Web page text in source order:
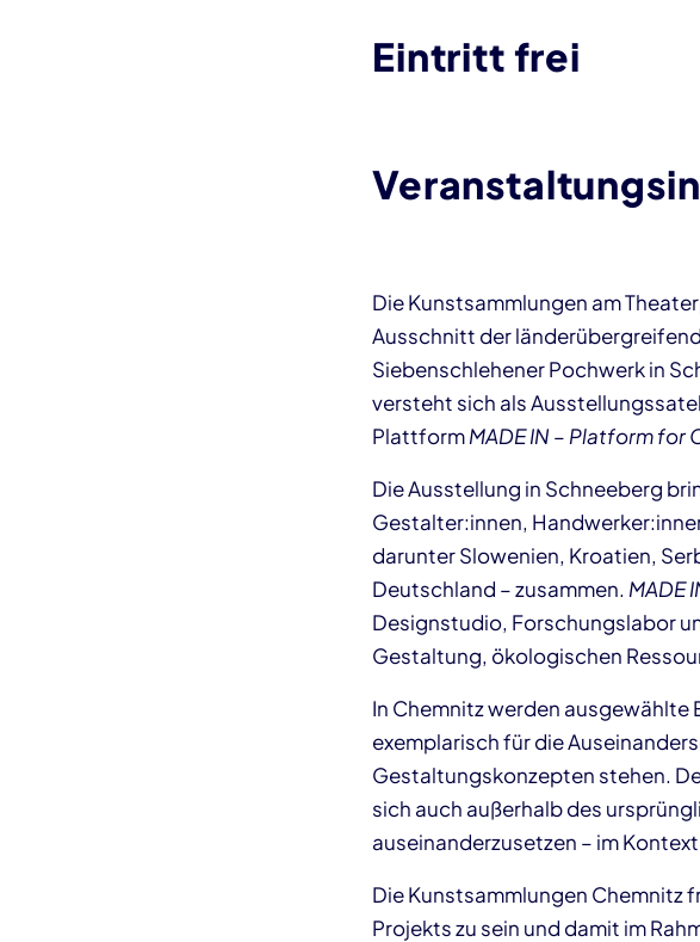
Eintritt frei
Die Kunstsammlungen am
Ausschnitt der
Siebenschlehener Pochwerk in
versteht sich als
PlattformMADE IN – Platform
Die Ausstellung in Schneeberg
Gestalter:innen,
darunter Slowenien, Kroatien,
Deutschland – zusammen. MADE
Designstudio, Forschungslabor
Gestaltung, ökologischen
In Chemnitz werden
exemplarisch für die
Gestaltungskonzepten stehen.
sich auch außerhalb des
auseinanderzusetzen – im
Die Kunstsammlungen Chemnitz
Projekts zu sein und damit im